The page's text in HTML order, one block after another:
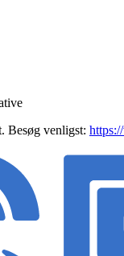
Besøg venligst: